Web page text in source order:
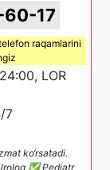
17
raqamlarini
LOR
7
ko‘rsatadi.
✅ Pediatr